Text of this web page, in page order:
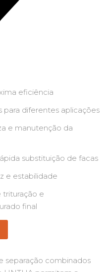
eficiência
para diferentes aplicações
e manutenção da
substituição de facas
e estabilidade
trituração e
final
separação combinados